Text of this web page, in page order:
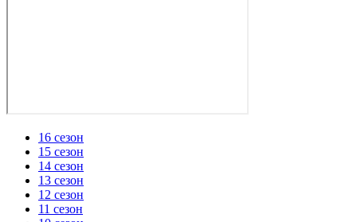
16 сезон
15 сезон
14 сезон
13 сезон
12 сезон
11 сезон